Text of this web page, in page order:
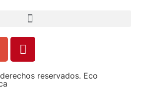
reservados. Eco